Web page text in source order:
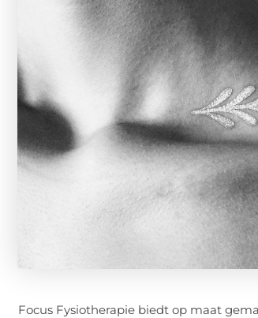
Focus Fysiotherapie biedt op maat